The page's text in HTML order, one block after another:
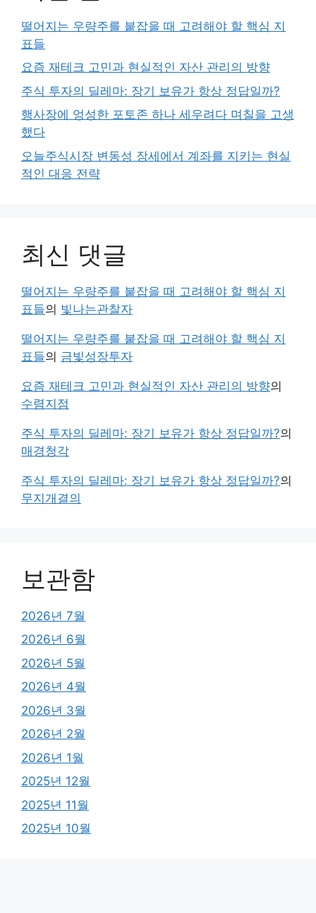
떨어지는 우량주를 붙잡을 때 고려해야 할 핵심 지
표들
요즘 재테크 고민과 현실적인 자산 관리의 방향
주식 투자의 딜레마: 장기 보유가 항상 정답일까?
행사장에 엉성한 포토존 하나 세우려다 며칠을 고생
했다
오늘주식시장 변동성 장세에서 계좌를 지키는 현실
적인 대응 전략
최신 댓글
떨어지는 우량주를 붙잡을 때 고려해야 할 핵심 지
표들의 빛나는관찰자
떨어지는 우량주를 붙잡을 때 고려해야 할 핵심 지
표들의 금빛성장투자
요즘 재테크 고민과 현실적인 자산 관리의 방향의
수렴지점
주식 투자의 딜레마: 장기 보유가 항상 정답일까?의
매경청각
주식 투자의 딜레마: 장기 보유가 항상 정답일까?의
무지개결의
보관함
2026년 7월
2026년 6월
2026년 5월
2026년 4월
2026년 3월
2026년 2월
2026년 1월
2025년 12월
2025년 11월
2025년 10월